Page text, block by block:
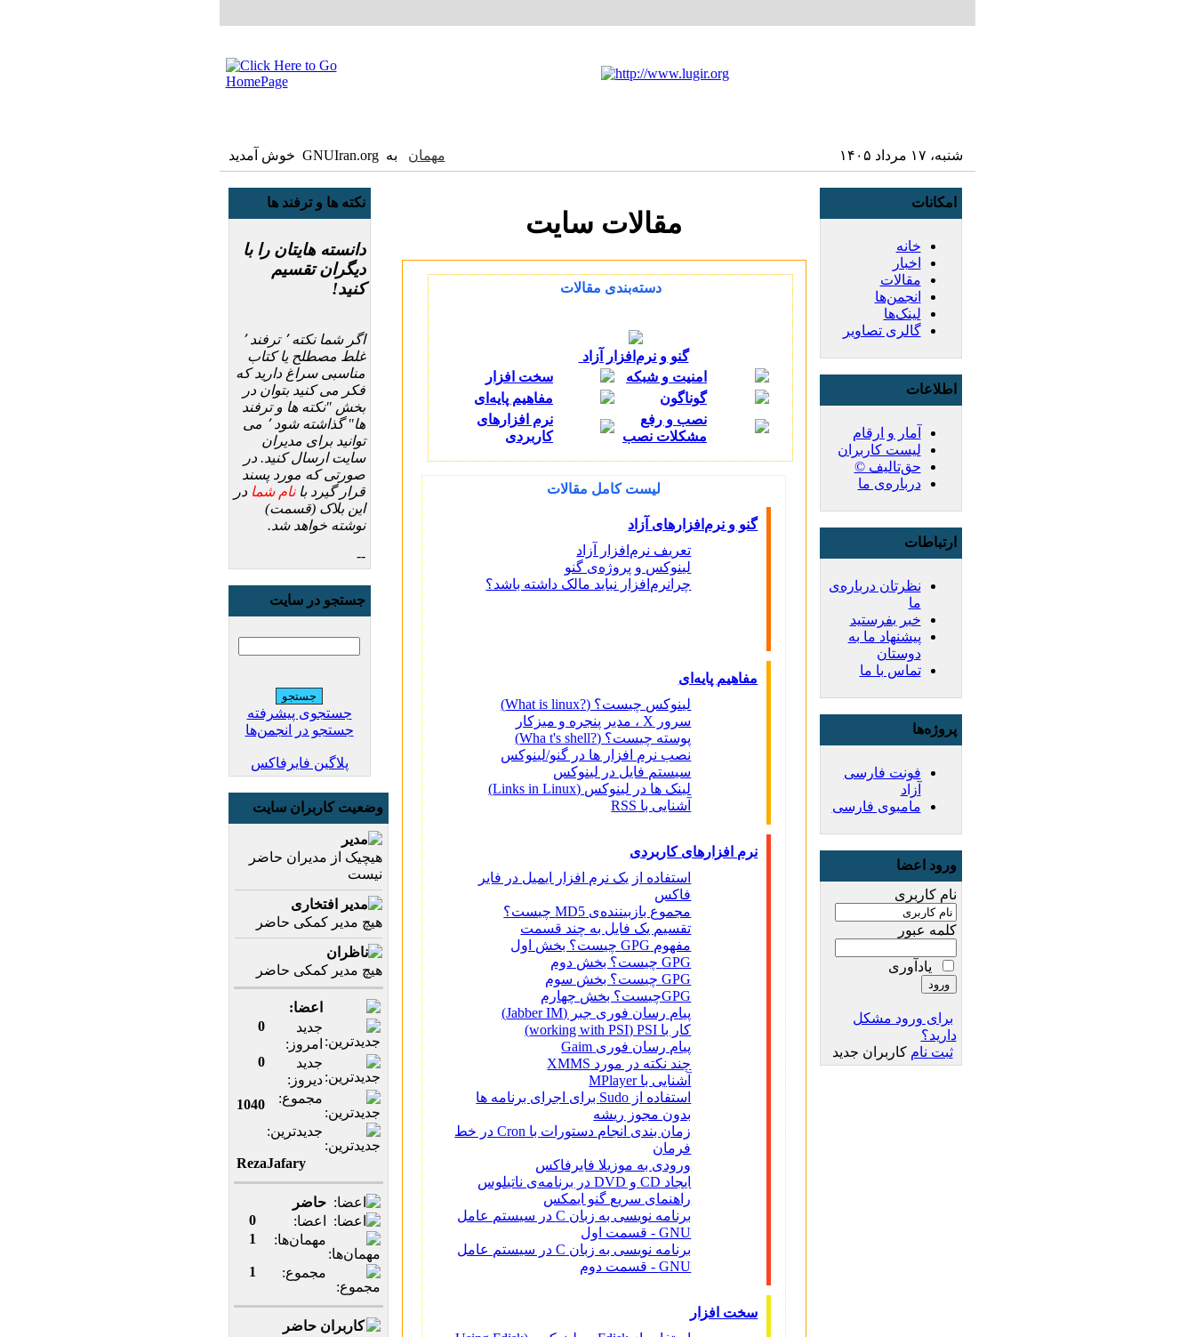
مهمان به GNUIran.org خوش آمدید
نکته ها و ترفند ها
دانسته هایتان را با
دیگران تقسیم
کنید!
اگر شما نکته ٬ ترفند ٬
غلط مصطلح یا کتاب
مناسبی سراغ دارید که
فکر می کنید بتوان در
بخش "نکته ها و ترفند
ها" گذاشته شود ٬ می
توانید برای مدیران
سایت ارسال کنید. در
صورتی که مورد پسند
قرار گیرد بانام شما در
این بلاک (قسمت)
نوشته خواهد شد.
--
جستجو در سایت
جستجوی پیشرفته
جستجو در انجمن‌ها
پلاگین فایرفاکس
وضعیت کاربران سایت
مدیر
هیچیک از مدیران حاضر
نیست
مدیر افتخاری
هیچ مدیر کمکی حاضر
ناظران
هیچ مدیر کمکی حاضر
اعضا:
جدید
امروز:
0
جدید
دیروز:
0
مجموع:
1040
جدیدترین:
RezaJafary
حاضر
اعضا:
0
مهمان‌ها:
1
مجموع: 1
کاربران حاضر
مقالات سایت
دسته‌بندی مقالات
گنو و نرم‌افزار آزاد
امنیت و شبکه
سخت افزار
گوناگون
مفاهیم پایه‌ای
نصب و رفع
مشکلات نصب
نرم افزارهای
کاربردی
لیست کامل مقالات
گنو و نرم‌افزارهای آزاد
تعریف نرم‌افزار آزاد
لینوکس و پروژه‌ی گنو
چرانرم‌افزار نباید مالک داشته باشد؟
مفاهیم پایه‌ای
لینوکس چیست؟ (?What is linux)
سرور X ، مدیر پنجره و میزکار
پوسته چیست؟ (?Wha t's shell)
نصب نرم افزار ها در گنو/لینوکس
سیستم فایل در لینوکس
لینک ها در لینوکس (Links in Linux)
آشنایی با RSS
نرم افزارهای کاربردی
استفاده از یک نرم افزار ایمیل در فایر
فاکس
مجموع بازبیننده‌ی MD5 چیست؟
تقسیم یک فایل به چند قسمت
مفهوم GPG چیست؟ بخش اول
GPG چیست؟ بخش دوم
GPG چیست؟ بخش سوم
GPGچیست؟ بخش چهارم
پیام رسان فوری جبر (Jabber IM)
کار با working with PSI) PSI)
پیام رسان فوری Gaim
چند نکته در مورد XMMS
آشنایی با MPlayer
استفاده از Sudo برای اجرای برنامه ها
بدون مجوز ریشه
زمان بندی انجام دستورات با Cron در خط
فرمان
ورودی به موزیلا فایرفاکس
ایجاد CD و DVD در برنامه‌ی ناتیلوس
راهنمای سریع گنو ایمکس
برنامه نویسی به زبان C در سیستم عامل
GNU - قسمت اول
برنامه نویسی به زبان C در سیستم عامل
GNU - قسمت دوم
سخت افزار
امکانات
خانه
اخبار
مقالات
انجمن‌ها
لینک‌ها
گالری تصاویر
اطلاعات
آمار و ارقام
لیست کاربران
حق‌تالیف ©
درباره‌ی ما
ارتباطات
نظرتان درباره‌ی
ما
خبر بفرستید
پیشنهاد ما به
دوستان
تماس با ما
پروژه‌ها
فونت فارسی
آزاد
مامبوی فارسی
ورود اعضا
نام کاربری
کلمه عبور
یادآوری
برای ورود مشکل
دارید؟
ثبت نام کاربران جدید